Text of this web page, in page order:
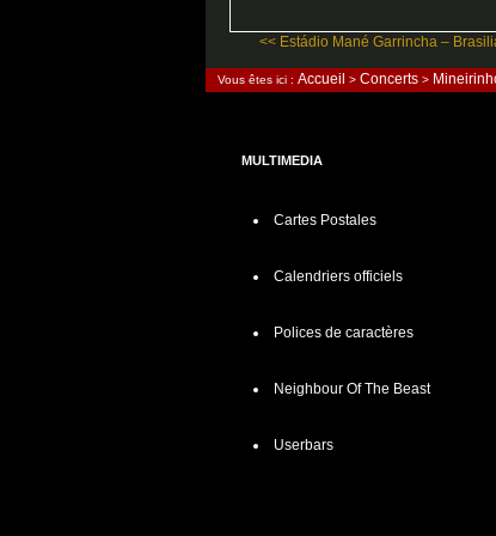
<< Estádio Mané Garrincha –
Vous êtes ici : Accueil > Concerts >
MULTIMEDIA
Cartes Postales
Calendriers officiels
Polices de caractères
Neighbour Of The Beast
Userbars